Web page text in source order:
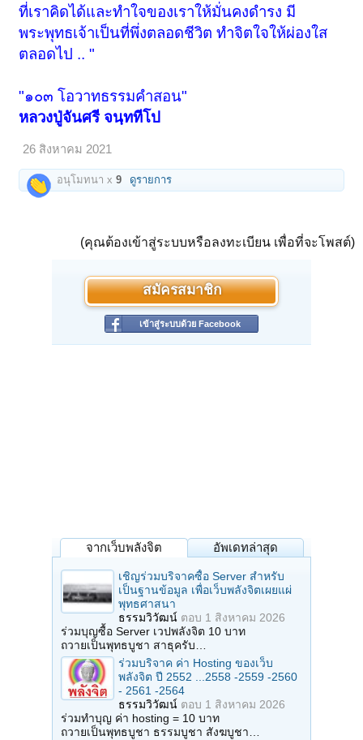
ที่เราคิดได้และทำใจของเราให้มั่นคงดำรง มี
พระพุทธเจ้าเป็นที่พึ่งตลอดชีวิต ทำจิตใจให้ผ่องใส
ตลอดไป .. "
"๑๐๓ โอวาทธรรมคำสอน"
หลวงปู่จันศรี จนฺททีโป
26 สิงหาคม 2021
อนุโมทนา x9 ดูรายการ
(คุณต้องเข้าสู่ระบบหรือลงทะเบียน เพื่อที่จะโพสต์)
สมัครสมาชิก
เข้าสู่ระบบด้วย Facebook
จากเว็บพลังจิต อัพเดทล่าสุด
เชิญร่วมบริจาคซื้อ Server สำหรับ
เป็นฐานข้อมูล เพื่อเว็บพลังจิตเผยแผ่
พุทธศาสนา
ธรรมวิวัฒน์ ตอบ 1 สิงหาคม 2026
ร่วมบุญซื้อ Server เวปพลังจิต 10 บาท
ถวายเป็นพุทธบูชา สาธุครับ…
ร่วมบริจาค ค่า Hosting ของเว็บ
พลังจิต ปี 2552 ...2558 -2559 -2560
- 2561 -2564
ธรรมวิวัฒน์ ตอบ 1 สิงหาคม 2026
ร่วมทำบุญ ค่า hosting = 10 บาท
ถวายเป็นพุทธบูชา ธรรมบูชา สังฆบูชา…